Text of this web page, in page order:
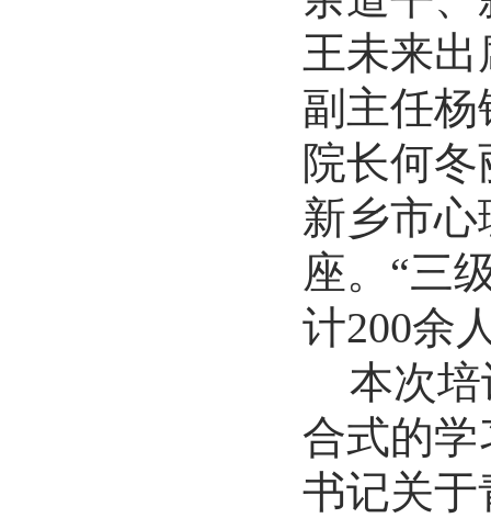
王未来
副主任
院长何
新乡市
座。 “三
计200余
本次
合式的
书记关